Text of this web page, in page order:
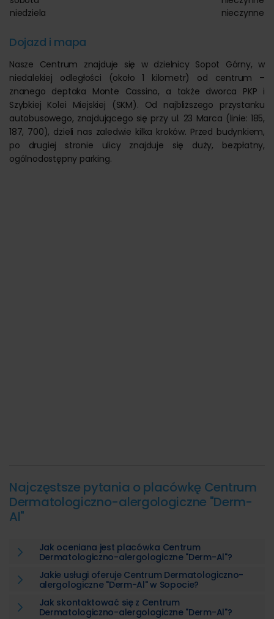
med. Alicja Dzieża
, pracownik Przychodni Lekarskiej w
Starogardzie Gdańskim oraz Poradni Alergologicznej
Pacjenci ze schorzeniami laryngologicznymi mogą
skorzystać z usług specjalisty otolaryngologa lek. med.
Krzysztofa Kicińskiego,
który swoje doświadczenie zawodowe
zdobył w Klinice Otolaryngologii UCK, oraz poradni
Otolaryngologicznej Uniwersyteckiego Centrum Klinicznego.
Posiada także wiedzę, umiejętności i doświadczenie w
zakresie radiochirurgii laryngologicznej.
Zabiegi dermatochirurgiczne wykonują: specjalistka chirurgii
ogólnejlek. med. Elżbieta Bednarczyk
niedziela
nieczynne
Dojazd i mapa
Nasze Centrum znajduje się w dzielnicy Sopot Górny, w
niedalekiej odległości (około 1 kilometr) od centrum –
znanego deptaka Monte Cassino, a także dworca PKP i
Szybkiej Kolei Miejskiej (SKM). Od najbliższego przystanku
autobusowego, znajdującego się przy ul. 23 Marca (linie: 185,
187, 700), dzieli nas zaledwie kilka kroków. Przed budynkiem,
po drugiej stronie ulicy znajduje się duży, bezpłatny,
ogólnodostępny parking.
Najczęstsze pytania o placówkę Centrum
Dermatologiczno-alergologiczne "Derm-
Al"
Jak oceniana jest placówka Centrum
Dermatologiczno-alergologiczne "Derm-Al"?
Jakie usługi oferuje Centrum Dermatologiczno-
alergologiczne "Derm-Al" w Sopocie?
Jak skontaktować się z Centrum
Dermatologiczno-alergologiczne "Derm-Al"?